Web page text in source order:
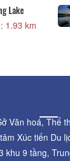
Lake
1.93 km
Văn hoá, Thể
Xúc tiến Du
khu 9 tầng,